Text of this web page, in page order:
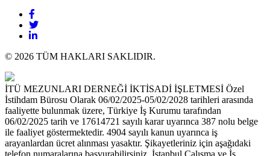
© 2026 TÜM HAKLARI SAKLIDIR.
İTÜ MEZUNLARI DERNEĞİ İKTİSADİ İŞLETMESİ Özel
İstihdam Bürosu Olarak 06/02/2025-05/02/2028 tarihleri arasında
faaliyette bulunmak üzere, Türkiye İş Kurumu tarafından
06/02/2025 tarih ve 17614721 sayılı karar uyarınca 387 nolu belge
ile faaliyet göstermektedir. 4904 sayılı kanun uyarınca iş
arayanlardan ücret alınması yasaktır. Şikayetleriniz için aşağıdaki
telefon numaralarına başvurabilirsiniz. İstanbul Çalışma ve İş